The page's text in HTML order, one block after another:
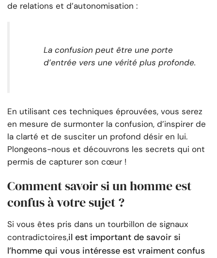
de relations et d’autonomisation :
La confusion peut être une porte
d’entrée vers une vérité plus profonde.
En utilisant ces techniques éprouvées, vous serez
en mesure de surmonter la confusion, d’inspirer de
la clarté et de susciter un profond désir en lui.
Plongeons-nous et découvrons les secrets qui ont
permis de capturer son cœur !
Comment savoir si un homme est
confus à votre sujet ?
Si vous êtes pris dans un tourbillon de signaux
contradictoires,il est important de savoir si
l’homme qui vous intéresse est vraiment confus